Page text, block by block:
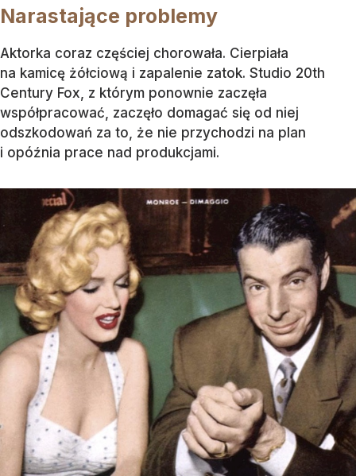
Narastające problemy
Aktorka coraz częściej chorowała. Cierpiała
na kamicę żółciową i zapalenie zatok. Studio 20th
Century Fox, z którym ponownie zaczęła
współpracować, zaczęło domagać się od niej
odszkodowań za to, że nie przychodzi na plan
i opóźnia prace nad produkcjami.